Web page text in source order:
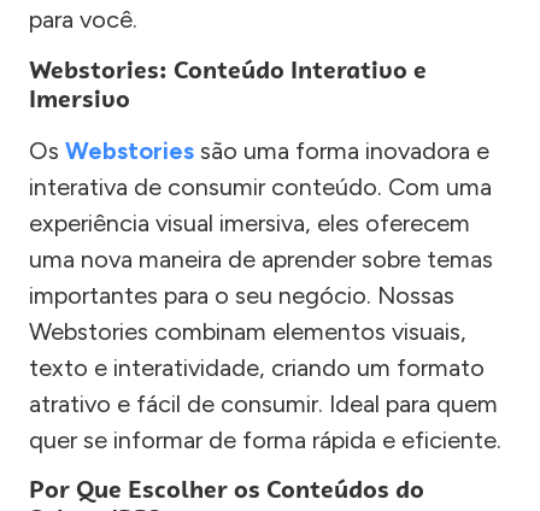
para você.
Webstories: Conteúdo Interativo e
Imersivo
Os Webstories são uma forma inovadora e
interativa de consumir conteúdo. Com uma
experiência visual imersiva, eles oferecem
uma nova maneira de aprender sobre temas
importantes para o seu negócio. Nossas
Webstories combinam elementos visuais,
texto e interatividade, criando um formato
atrativo e fácil de consumir. Ideal para quem
quer se informar de forma rápida e eficiente.
Por Que Escolher os Conteúdos do